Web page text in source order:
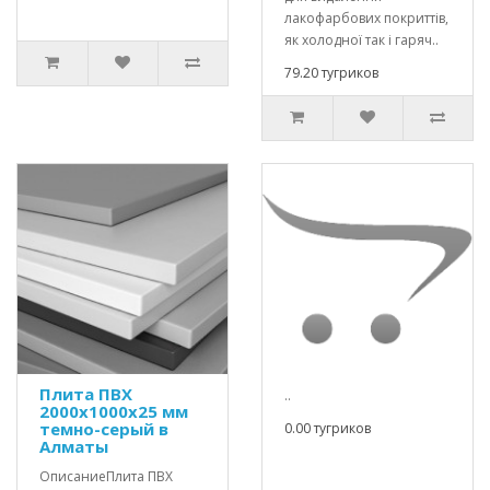
лакофарбових покриттів,
як холодної так і гаряч..
79.20 тугриков
Плита ПВХ
2000х1000х25 мм
темно-серый в
Алматы
ОписаниеПлита ПВХ
..
0.00 тугриков